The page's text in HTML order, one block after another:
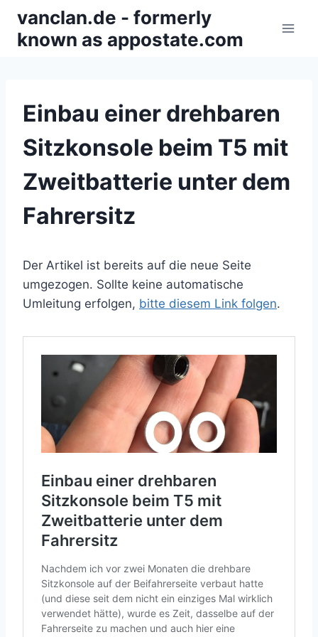
Inhalt
springen
vanclan.de - formerly
known as appostate.com
Einbau einer drehbaren
Sitzkonsole beim T5 mit
Zweitbatterie unter dem
Fahrersitz
Der Artikel ist bereits auf die neue Seite
umgezogen. Sollte keine automatische
Umleitung erfolgen, bitte diesem Link folgen.